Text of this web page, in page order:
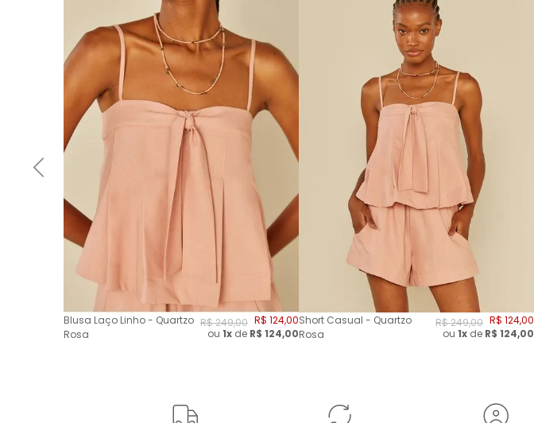
Blusa Laço Linho - Quartzo
Rosa
R$249,00 R$ 124,00
ou 1x de R$ 124,00
Short Casual - Quartzo
Rosa
R$249,00 R$ 124,00
ou 1x de R$ 124,00